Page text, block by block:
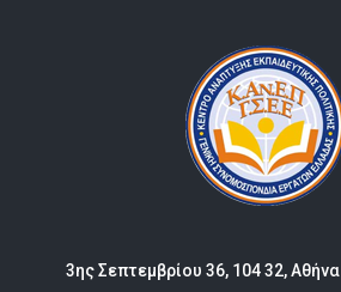
3ης Σεπτεμβρίου 36, 104 32, Αθήνα